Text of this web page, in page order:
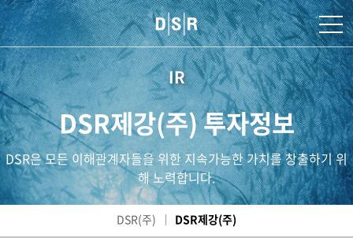
IR
DSR제강(주) 투자정보
DSR은 모든 이해관계자들을 위한 지속가능한 가치를 창출하기 위
해 노력합니다.
DSR(주) DSR제강(주)